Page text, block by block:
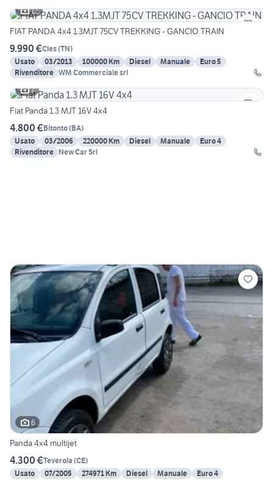
12
FIAT PANDA 4x4 1.3MJT 75CV TREKKING - GANCIO TRAIN
9.990 €Cles(TN)
Usato
03/2013 100000 Km Diesel Manuale
Euro 5
Rivenditore WM Commerciale srl
7
Fiat Panda 1.3 MJT 16V 4x4
4.800 €Bitonto(BA)
Usato
03/2006 220000 Km Diesel Manuale
Euro 4
Rivenditore New Car Srl
6
Panda 4x4 multijet
4.300 €Teverola (CE)
Usato
07/2005 274971 Km Diesel Manuale
Euro 4